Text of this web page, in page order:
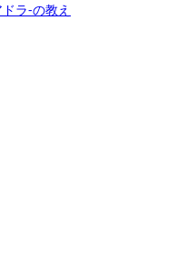
ラ-の教え